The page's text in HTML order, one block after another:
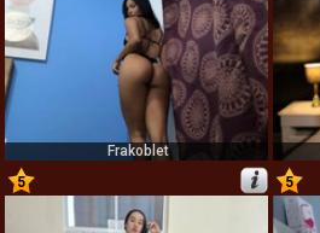
Frakoblet
5
5
80